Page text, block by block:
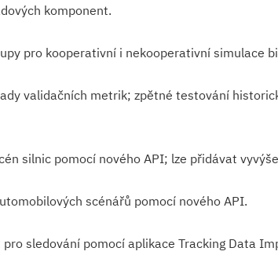
komponent.
pro kooperativní i nekooperativní simulace
validačních metrik; zpětné testování
silnic pomocí nového API; lze přidávat
scénářů pomocí nového API.
sledování pomocí aplikace Tracking Data